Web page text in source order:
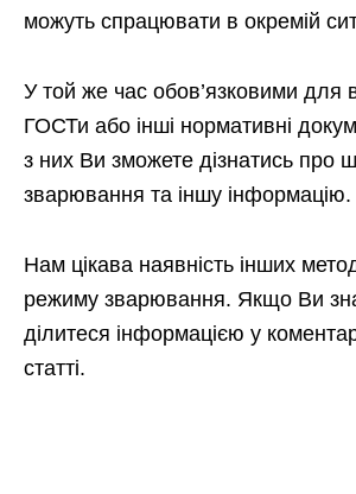
можуть спрацювати в окремій
У той же час обов’язковими для
ГОСТи або інші нормативні
з них Ви зможете дізнатись про
зварювання та іншу інформацію.
Нам цікава наявність інших
режиму зварювання. Якщо Ви
ділитеся інформацією у
статті.